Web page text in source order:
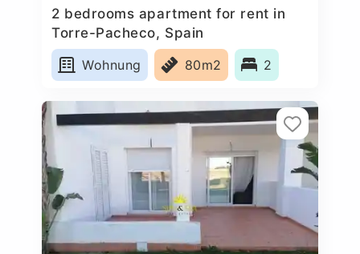
2 bedrooms apartment for rent in
Torre-Pacheco, Spain
Wohnung
80m2 2